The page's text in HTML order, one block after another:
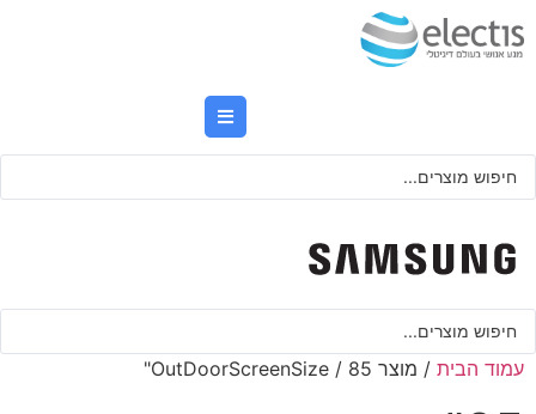
לתוכן
Search
Search
עמוד הבית / מוצר OutDoorScreenSize / 85"